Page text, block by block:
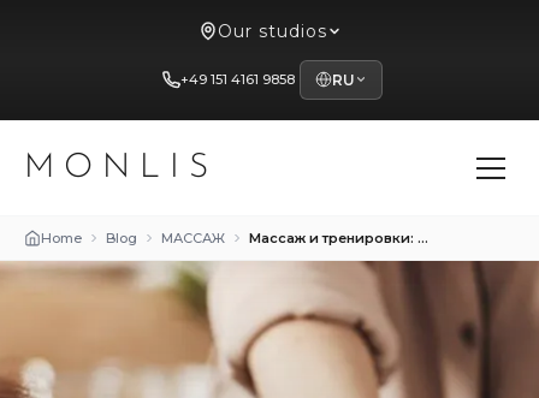
Our studios
+49 151 4161 9858 RU
MONLIS
Home Blog МАССАЖ Массаж и тренировки: как сочетать для максимального эффекта